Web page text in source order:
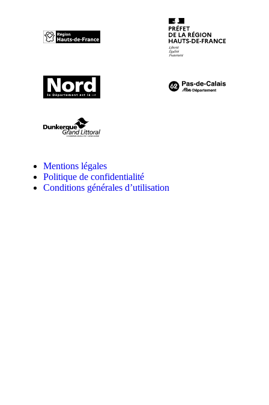
Mentions légales
Politique de confidentialité
Conditions générales d’utilisation